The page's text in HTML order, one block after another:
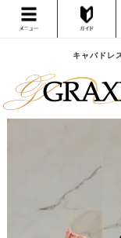
キャバドレ